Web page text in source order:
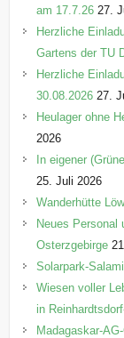
am 17.7.26 27.
Herzliche
Gartens der TU
Herzliche
30.08.2026 27.
Heulager ohne
2026
In eigener
25. Juli 2026
Wanderhütte
Neues Personal
Osterzgebirge
Solarpark-
Wiesen voller
in
Madagaskar-